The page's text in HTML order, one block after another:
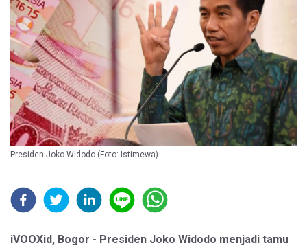
Presiden Joko Widodo (Foto: Istimewa)
iVOOXid, Bogor - Presiden Joko Widodo menjadi tamu